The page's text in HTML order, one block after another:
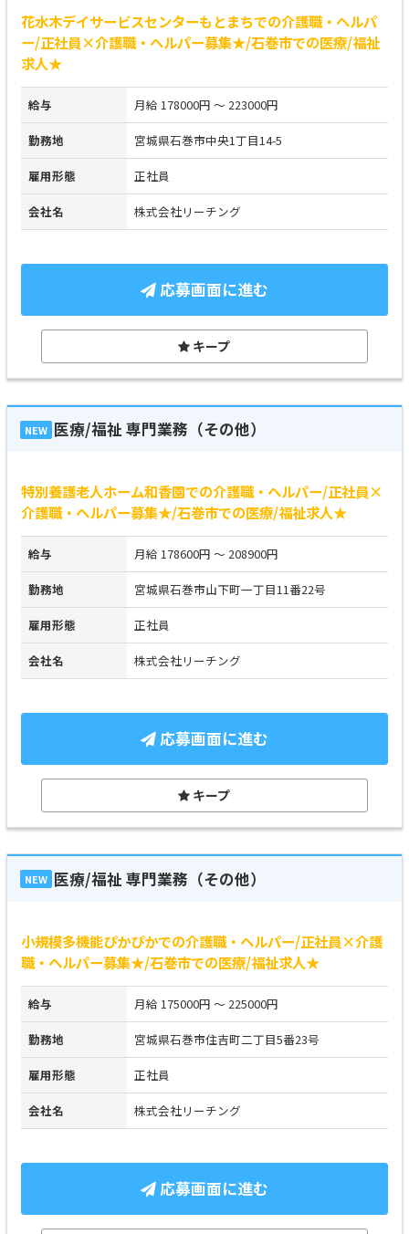
花水木デイサービスセンターもとまちでの介護職・ヘルパ
ー/正社員×介護職・ヘルパー募集★/石巻市での医療/福祉
求人★
給与 月給 178000円 ～ 223000円
勤務地 宮城県石巻市中央1丁目14-5
雇用形態 正社員
会社名 株式会社リーチング
応募画面に進む
キープ
NEW 医療/福祉 専門業務（その他）
特別養護老人ホーム和香園での介護職・ヘルパー/正社員×
介護職・ヘルパー募集★/石巻市での医療/福祉求人★
給与 月給 178600円 ～ 208900円
勤務地 宮城県石巻市山下町一丁目11番22号
雇用形態 正社員
会社名 株式会社リーチング
応募画面に進む
キープ
NEW 医療/福祉 専門業務（その他）
小規模多機能ぴかぴかでの介護職・ヘルパー/正社員×介護
職・ヘルパー募集★/石巻市での医療/福祉求人★
給与 月給 175000円 ～ 225000円
勤務地 宮城県石巻市住吉町二丁目5番23号
雇用形態 正社員
会社名 株式会社リーチング
応募画面に進む